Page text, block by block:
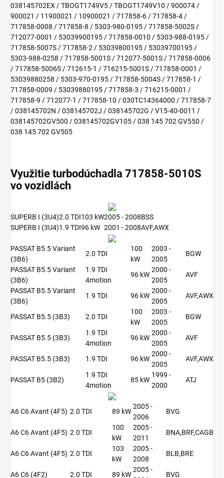
038145702EX / TBOGT1749V5 / TBOGT1749V10 / 900074 /
900021 / 11900021 / 10900021 / 717858-6 / 717858-4 /
717858-0008 / 717858-8 / 5303-980-0195 / 717858-5002S /
712077-0001 / 53039900195 / 717858-0010 / 5303-988-0195 /
717858-5007S / 717858-2 / 53039800195 / 53039700195 /
5303-988-0258 / 717858-5001S / 712077-5001S / 717858-0006
/ 717858-5006S / 712615-1 / 716215-5001S / 717858-0001 /
53039880258 / 5303-970-0195 / 717858-5004S / 717858-1 /
717858-0009 / 53039880195 / 717858-3 / 716215-0001 /
717858-9 / 712077-1 / 717858-10 / 030TC14364000 / 717858-7
/ 038145702N / 038145702J / 038145702G / V15-40-0011 /
038145702GV500 / 038145702GV105 / 038 145 702 GV550 /
038 145 702 GV505
Využitie turbodúchadla 717858-5010S
vo vozidlách
SUPERB I (3U4)2.0 TDI103 kW2005 - 2008BSS
SUPERB I (3U4)1.9 TDI96 kW 2001 - 2008AVF,AWX
PASSAT B5.5 Variant
(3B6)
2.0 TDI
100
kW
2003 -
2005
BGW
PASSAT B5.5 Variant
(3B6)
1.9 TDI
4motion
96 kW
2000 -
2005
AVF
PASSAT B5.5 Variant
(3B6)
1.9 TDI 96 kW
2000 -
2005
AVF,AWX
PASSAT B5.5 (3B3) 2.0 TDI
100
kW
2003 -
2005
BGW
PASSAT B5.5 (3B3)
1.9 TDI
4motion
96 kW
2000 -
2005
AVF
PASSAT B5.5 (3B3) 1.9 TDI 96 kW
2000 -
2005
AVF,AWX
PASSAT B5 (3B2)
1.9 TDI
4motion
85 kW
1999 -
2000
ATJ
A6 C6 Avant (4F5) 2.0 TDI 89 kW
2005 -
2006
BVG
A6 C6 Avant (4F5) 2.0 TDI
100
kW
2005 -
2011
BNA,BRF,CAGB
A6 C6 Avant (4F5) 2.0 TDI
103
kW
2005 -
2008
BLB,BRE
A6 C6 (4F2) 2.0 TDI 89 kW
2005 -
BVG